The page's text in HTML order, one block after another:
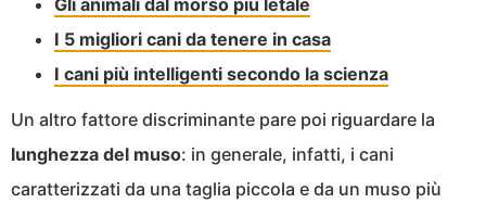
Gli animali dal morso più letale
I 5 migliori cani da tenere in casa
I cani più intelligenti secondo la scienza
Un altro fattore discriminante pare poi riguardare la
lunghezza del muso: in generale, infatti, i cani
caratterizzati da una taglia piccola e da un muso più